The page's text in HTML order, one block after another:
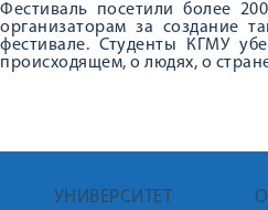
Фестиваль посетили более
организаторам за создание
фестивале. Студенты КГМУ
происходящем, о людях, о
УНИВЕРСИТЕТ